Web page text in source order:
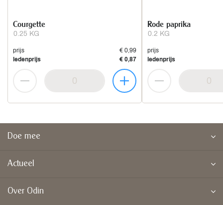
0.25 KG
Courgette
prijs
€ 0,99
ledenprijs
€ 0,87
0.2 KG
Rode paprika
prijs
ledenprijs
Doe mee
Actueel
Over Odin